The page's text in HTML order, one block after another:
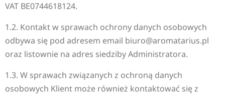
VAT BE0744618124.
1.2. Kontakt w sprawach ochrony danych osobowych
odbywa się pod adresem email biuro@aromatarius.pl
oraz listownie na adres siedziby Administratora.
1.3. W sprawach związanych z ochroną danych
osobowych Klient może również kontaktować się z